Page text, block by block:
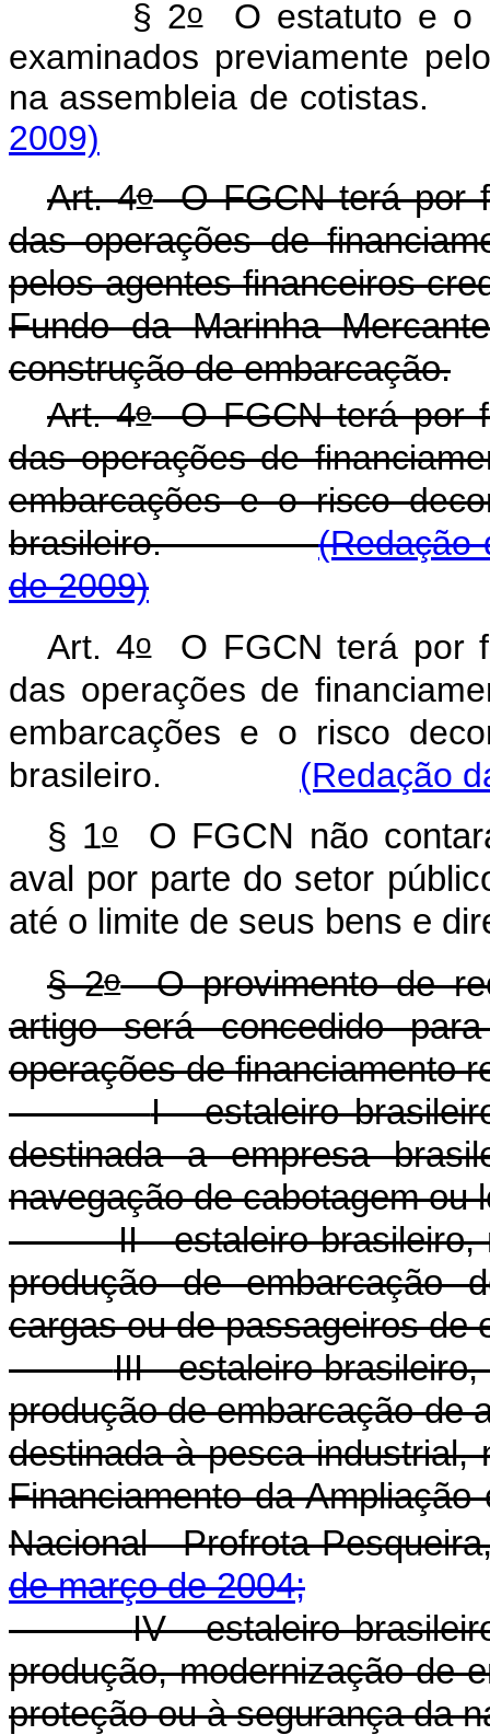
§ 2oO estatuto e o
examinados previamente
na assembleia de
2009)
Art. 4oO FGCN terá por
das operações de
pelos agentes financeiros
Fundo da Marinha
construção de embarcação.
Art. 4oO FGCN terá por
das operações de
embarcações e o risco
brasileiro.
(Redação
de 2009)
Art. 4oO FGCN terá por
das operações de
embarcações e o risco
brasileiro. (Redação
§ 1oO FGCN não
aval por parte do setor
até o limite de seus bens e
§ 2oO provimento de
artigo será concedido
operações de financiamento
I - estaleiro
destinada a empresa
navegação de cabotagem ou
II - estaleiro
produção de embarcação
cargas ou de passageiros de
III - estaleiro
produção de embarcação de
destinada à pesca industrial,
Financiamento da
Nacional - Profrota
de março de 2004;
IV - estaleiro
produção, modernização de
proteção ou à segurança da